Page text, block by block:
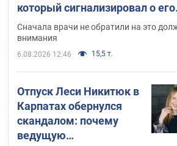
который сигнализировал о его
"агрессивном" раке
Сначала врачи не обратили на это
внимания
6.08.2026 12:46 15,5 т.
Отпуск Леси Никитюк в
Карпатах обернулся
скандалом: почему
ведущую